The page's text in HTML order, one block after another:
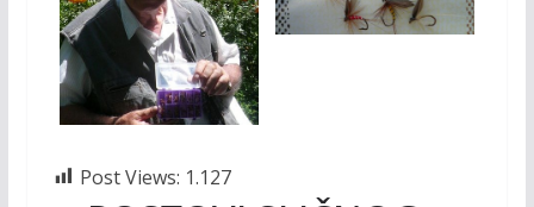
Post Views: 1.127